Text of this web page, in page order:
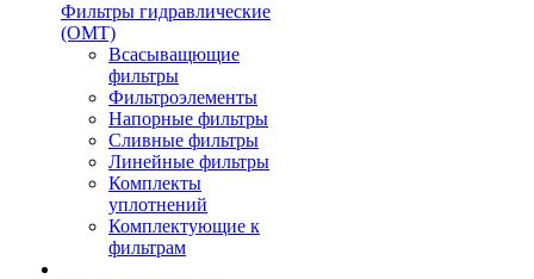
Фильтры гидравлические
(OMT)
Всасыващющие
фильтры
Фильтроэлементы
Напорные фильтры
Сливные фильтры
Линейные фильтры
Комплекты
уплотнений
Комплектующие к
фильтрам